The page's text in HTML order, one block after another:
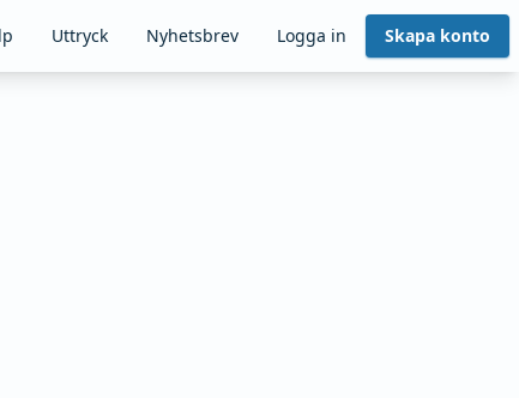
Uttryck Nyhetsbrev Logga in Skapa konto